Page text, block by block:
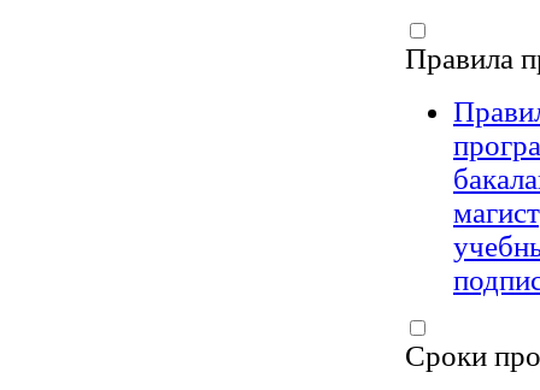
Правила
Сроки